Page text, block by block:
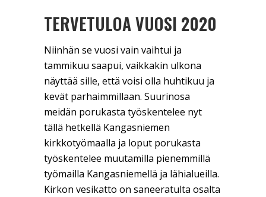
TERVETULOA VUOSI 2020
Niinhän se vuosi vain vaihtui ja
tammikuu saapui, vaikkakin ulkona
näyttää sille, että voisi olla huhtikuu ja
kevät parhaimmillaan. Suurinosa
meidän porukasta työskentelee nyt
tällä hetkellä Kangasniemen
kirkkotyömaalla ja loput porukasta
työskentelee muutamilla pienemmillä
työmailla Kangasniemellä ja lähialueilla.
Kirkon vesikatto on saneeratulta osalta